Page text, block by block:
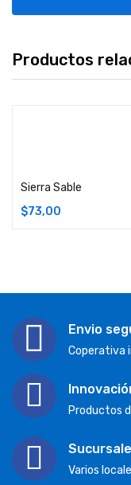
Productos
Sierra Sable
$73,00
Envio
Coperativa
Productos
Varios